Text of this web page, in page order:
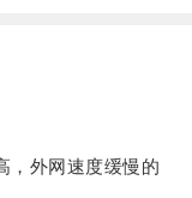
外网速度缓慢的